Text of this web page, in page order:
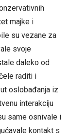
majke i
su vezane za
svoje
daleko od
raditi i
oslobađanja iz
interakciju
same osnivale i
kontakt s